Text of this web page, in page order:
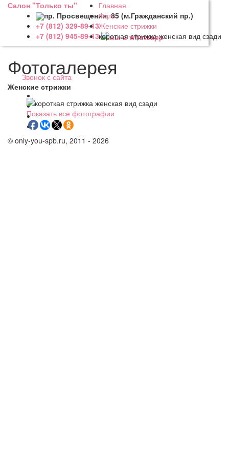
Салон "Только ты"
пр. Просвещения, 85 (м.Гражданский пр.)
+7 (812) 329-89-13
+7 (812) 945-89-13
Звонок с сайта
Главная
Фото
Женские стрижки
короткая стрижка женская вид сзади
Фотогалерея
Женские стрижки
Показать все фотографии
© only-you-spb.ru, 2011 - 2026